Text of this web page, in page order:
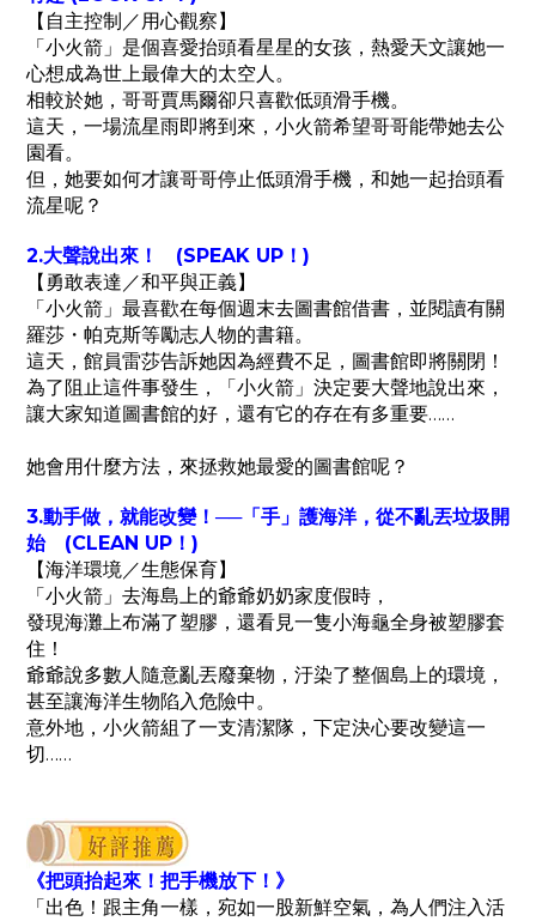
【自主控制／用心觀察】
「小火箭」是個喜愛抬頭看星星的女孩， 熱愛天文讓她一
心想成為世上最偉大的太空人。
相較於她，哥哥賈馬爾卻只喜歡低頭滑手機。
這天，一場流星雨即將到來， 小火箭希望哥哥能帶她去公
園看。
但，她要如何才讓哥哥停止低頭滑手機， 和她一起抬頭看
流星呢？
2.大聲說出來！ (SPEAK UP！)
【勇敢表達／和平與正義】
「小火箭」最喜歡在每個週末去圖書館借書， 並閱讀有關
羅莎・帕克斯等勵志人物的書籍。
這天，館員雷莎告訴她因為經費不足，圖書館即將關閉！
為了阻止這件事發生，「小火箭」決定要大聲地說出來，
讓大家知道圖書館的好，還有它的存在有多重要……
她會用什麼方法，來拯救她最愛的圖書館呢？
3.動手做，就能改變！──「手」護海洋，從不亂丟垃圾開
始 (CLEAN UP！)
【海洋環境／生態保育】
「小火箭」去海島上的爺爺奶奶家度假時，
發現海灘上布滿了塑膠， 還看見一隻小海龜全身被塑膠套
住！
爺爺說多數人隨意亂丟廢棄物， 汙染了整個島上的環境，
甚至讓海洋生物陷入危險中。
意外地，小火箭組了一支清潔隊， 下定決心要改變這一
切……
《把頭抬起來！把手機放下！》
「出色！跟主角一樣，宛如一股新鮮空氣，為人們注入活